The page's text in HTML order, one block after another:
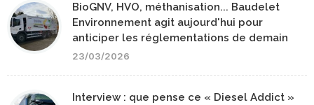
BioGNV, HVO, méthanisation... Baudelet
Environnement agit aujourd'hui pour
anticiper les réglementations de demain
23/03/2026
Interview : que pense ce « Diesel Addict »